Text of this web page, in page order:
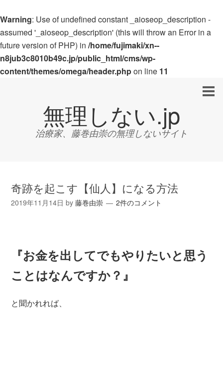
Warning: Use of undefined constant _aioseop_description -
assumed '_aioseop_description' (this will throw an Error in a
future version of PHP) in /home/fujimaki/xn--
n8jub3c8010b49c.jp/public_html/cms/wp-
content/themes/omega/header.phpon line 11
無理しない.jp
治療家、藤巻由崇の無理しないサイト
奇跡を起こす【仙人】になる方法
2019年11月14日 by藤巻由崇 2件のコメント
『お金を出してでもやりたいと思う
ことはなんですか？』
と聞かれれば、